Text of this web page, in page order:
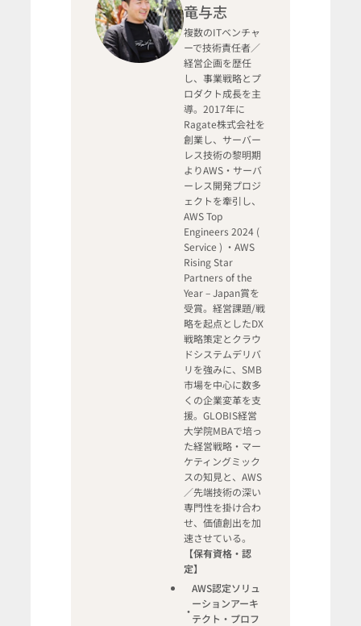
竜与志
複数のITベンチャ
ーで技術責任者／
経営企画を歴任
し、事業戦略とプ
ロダクト成長を主
導。2017年に
Ragate株式会社を
創業し、サーバー
レス技術の黎明期
よりAWS・サーバ
ーレス開発プロジ
ェクトを牽引し、
AWS Top
Engineers 2024 (
Service ) ・AWS
Rising Star
Partners of the
Year – Japan賞を
受賞。経営課題/戦
略を起点としたDX
戦略策定とクラウ
ドシステムデリバ
リを強みに、SMB
市場を中心に数多
くの企業変革を支
援。GLOBIS経営
大学院MBAで培っ
た経営戦略・マー
ケティングミック
スの知見と、AWS
／先端技術の深い
専門性を掛け合わ
せ、価値創出を加
速させている。
【保有資格・認
定】
AWS認定ソリュ
ーションアーキ
テクト・プロフ